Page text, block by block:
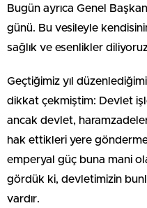
Bugün ayrıca Genel
günü. Bu vesileyle
sağlık ve esenlikler
Geçtiğimiz yıl
dikkat çekmiştim: Devlet
ancak devlet,
hak ettikleri yere
emperyal güç buna mani
gördük ki, devletimizin
vardır.